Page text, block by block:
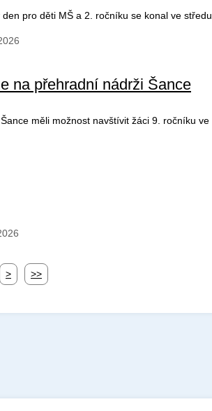
den pro děti MŠ a 2. ročníku se konal ve
na přehradní nádrži Šance
měli možnost navštívit žáci 9. ročníku ve
> >>